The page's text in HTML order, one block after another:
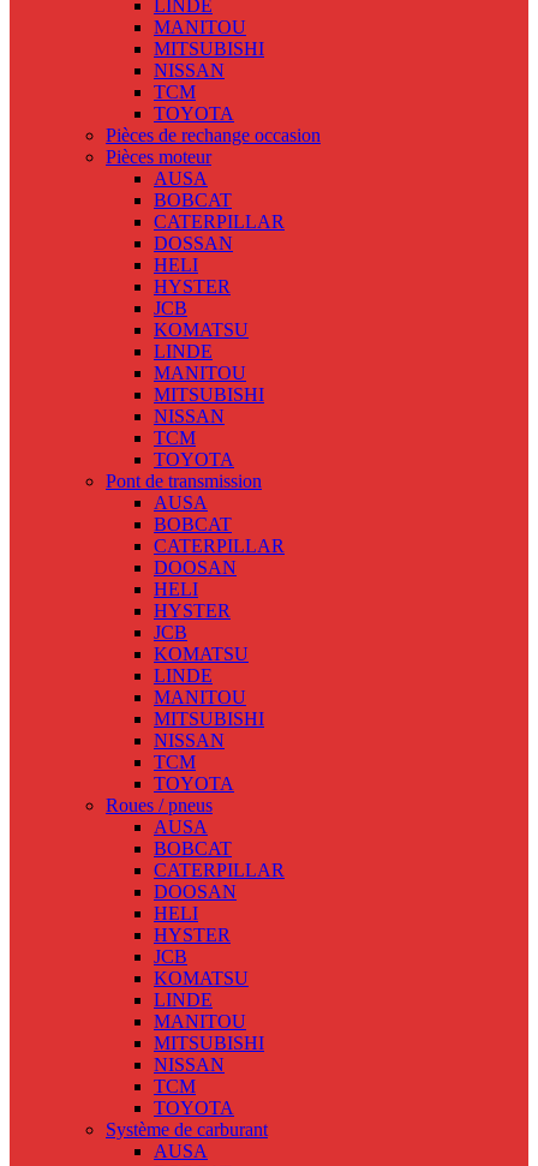
LINDE
MANITOU
MITSUBISHI
NISSAN
TCM
TOYOTA
Pièces de rechange occasion
Pièces moteur
AUSA
BOBCAT
CATERPILLAR
DOSSAN
HELI
HYSTER
JCB
KOMATSU
LINDE
MANITOU
MITSUBISHI
NISSAN
TCM
TOYOTA
Pont de transmission
AUSA
BOBCAT
CATERPILLAR
DOOSAN
HELI
HYSTER
JCB
KOMATSU
LINDE
MANITOU
MITSUBISHI
NISSAN
TCM
TOYOTA
Roues / pneus
AUSA
BOBCAT
CATERPILLAR
DOOSAN
HELI
HYSTER
JCB
KOMATSU
LINDE
MANITOU
MITSUBISHI
NISSAN
TCM
TOYOTA
Système de carburant
AUSA